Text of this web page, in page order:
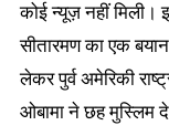
कोई न्यूज़ नहीं मिली।
सीतारमण का एक
लेकर पुर्व अमेरिकी
ओबामा ने छह मुस्लिम